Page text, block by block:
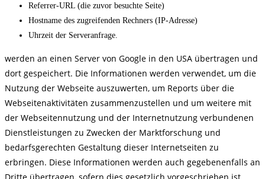
Referrer-URL (die zuvor besuchte Seite)
Hostname des zugreifenden Rechners (IP-Adresse)
Uhrzeit der Serveranfrage.
werden an einen Server von Google in den USA übertragen und
dort gespeichert. Die Informationen werden verwendet, um die
Nutzung der Webseite auszuwerten, um Reports über die
Webseitenaktivitäten zusammenzustellen und um weitere mit
der Webseitennutzung und der Internetnutzung verbundenen
Dienstleistungen zu Zwecken der Marktforschung und
bedarfsgerechten Gestaltung dieser Internetseiten zu
erbringen. Diese Informationen werden auch gegebenenfalls an
Dritte übertragen, sofern dies gesetzlich vorgeschrieben ist